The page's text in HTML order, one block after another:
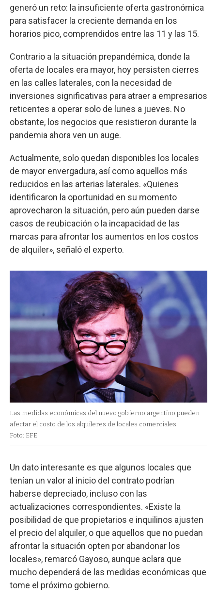
generó un reto: la insuficiente oferta gastronómica
para satisfacer la creciente demanda en los
horarios pico, comprendidos entre las 11 y las 15.
Contrario a la situación prepandémica, donde la
oferta de locales era mayor, hoy persisten cierres
en las calles laterales, con la necesidad de
inversiones significativas para atraer a empresarios
reticentes a operar solo de lunes a jueves. No
obstante, los negocios que resistieron durante la
pandemia ahora ven un auge.
Actualmente, solo quedan disponibles los locales
de mayor envergadura, así como aquellos más
reducidos en las arterias laterales. «Quienes
identificaron la oportunidad en su momento
aprovecharon la situación, pero aún pueden darse
casos de reubicación o la incapacidad de las
marcas para afrontar los aumentos en los costos
de alquiler», señaló el experto.
Las medidas económicas del nuevo gobierno argentino pueden
afectar el costo de los alquileres de locales comerciales.
Foto: EFE
Un dato interesante es que algunos locales que
tenían un valor al inicio del contrato podrían
haberse depreciado, incluso con las
actualizaciones correspondientes. «Existe la
posibilidad de que propietarios e inquilinos ajusten
el precio del alquiler, o que aquellos que no puedan
afrontar la situación opten por abandonar los
locales», remarcó Gayoso, aunque aclara que
mucho dependerá de las medidas económicas que
tome el próximo gobierno.